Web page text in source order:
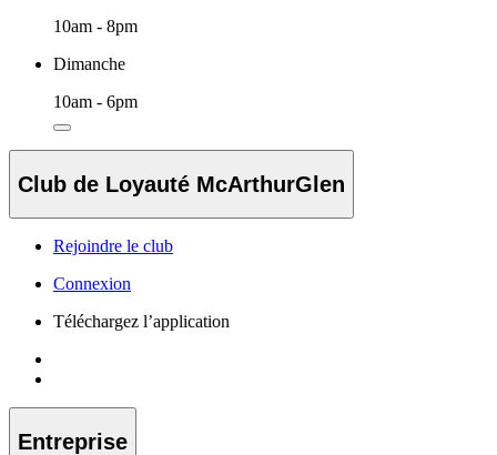
10am - 8pm
Dimanche
10am - 6pm
Club de Loyauté McArthurGlen
Rejoindre le club
Connexion
Téléchargez l’application
Entreprise